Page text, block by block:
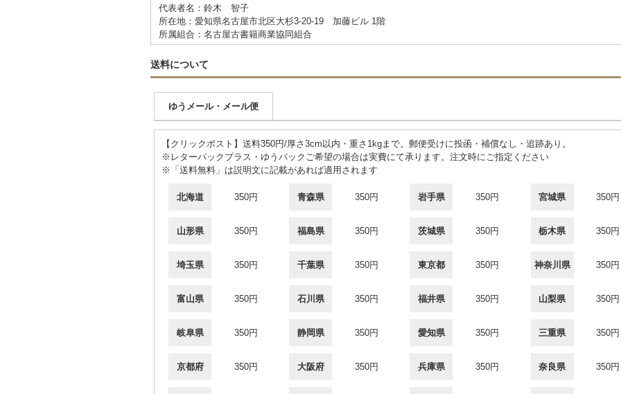
代表者名：鈴木 智子
所在地：愛知県名古屋市北区大杉3-20-19 加藤ビル 1階
所属組合：名古屋古書籍商業協同組合
送料について
ゆうメール・メール便
【クリックポスト】送料350円/厚さ3cm以内・重さ1kgまで。郵便受けに投函・補償なし・追跡あり。
※レターパックプラス・ゆうパックご希望の場合は実費にて承ります。注文時にご指定ください
※「送料無料」は説明文に記載があれば適用されます
北海道 350円 青森県 350円 岩手県 350円 宮城県 350円
山形県 350円 福島県 350円 茨城県 350円 栃木県 350円
埼玉県 350円 千葉県 350円 東京都 350円 神奈川県 350円
富山県 350円 石川県 350円 福井県 350円 山梨県 350円
岐阜県 350円 静岡県 350円 愛知県 350円 三重県 350円
京都府 350円 大阪府 350円 兵庫県 350円 奈良県 350円